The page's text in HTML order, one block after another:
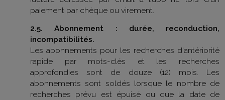
paiement par chèque ou virement.
2.5. Abonnement : durée, reconduction,
incompatibilités.
Les abonnements pour les recherches d'antériorité
rapide par mots-clés et les recherches
approfondies sont de douze (12) mois. Les
abonnements sont soldés lorsque le nombre de
recherches prévu est épuisé ou que la date de